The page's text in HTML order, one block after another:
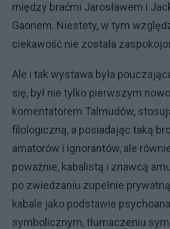
między braćmi Jarosławem i
Gaonem. Niestety, w tym
ciekawość nie została
Ale i tak wystawa była
się, był nie tylko pierwszym
komentatorem Talmudów,
filologiczną, a posiadając taką
amatorów i ignorantów, ale
poważnie, kabalistą i znawcą
po zwiedzaniu zupełnie
kabale jako podstawie
symbolicznym, tłumaczeniu